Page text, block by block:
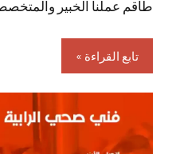
طاقم عملنا الخبير
تابع القراءة